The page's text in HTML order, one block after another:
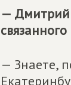
— Дмитрий
— Знаете,